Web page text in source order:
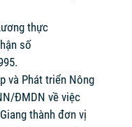
thực
số
và Phát triển Nông
ĐMDN về việc
thành đơn vị